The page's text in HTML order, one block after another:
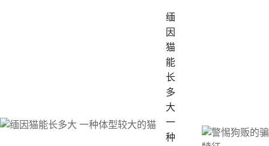
缅
因
猫
能
长
多
大
一
种